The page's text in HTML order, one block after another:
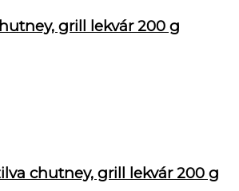
grill lekvár 200 g
chutney, grill lekvár 200 g